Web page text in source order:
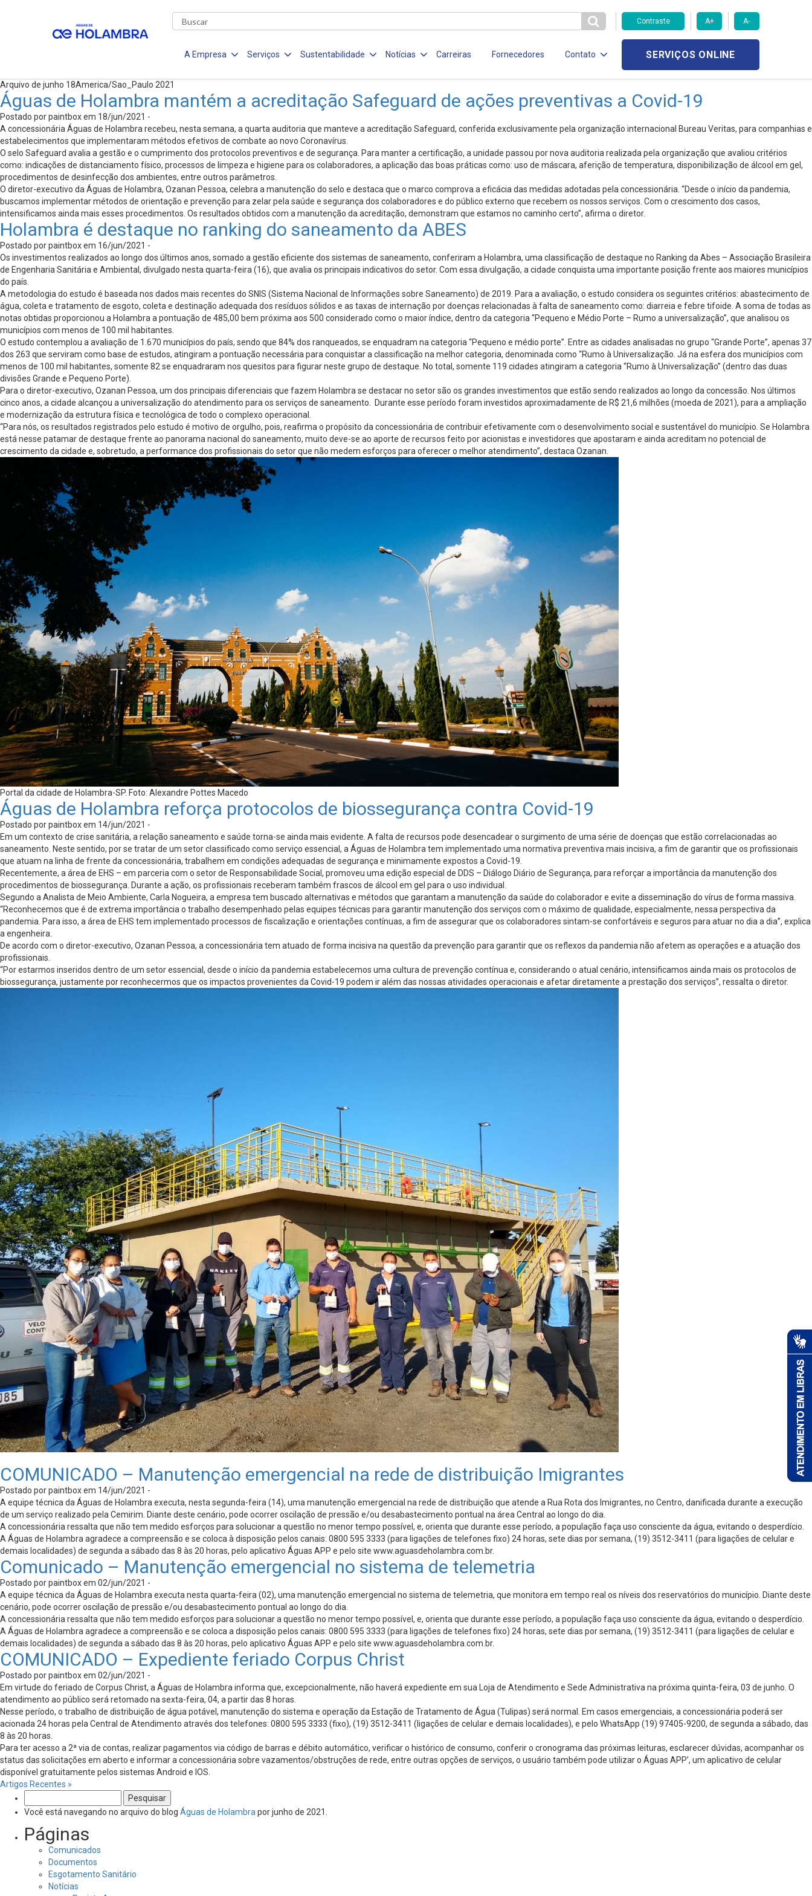
Contraste A+ A-
A Empresa Serviços Sustentabilidade Notícias Carreiras Fornecedores Contato SERVIÇOS ONLINE
Arquivo de junho 18America/Sao_Paulo 2021
Águas de Holambra mantém a acreditação Safeguard de ações preventivas a Covid-19
Postado por paintbox em 18/jun/2021 -
A concessionária Águas de Holambra recebeu, nesta semana, a quarta auditoria que manteve a acreditação Safeguard, conferida exclusivamente pela organização internacional Bureau Veritas, para companhias e
estabelecimentos que implementaram métodos efetivos de combate ao novo Coronavírus.
O selo Safeguard avalia a gestão e o cumprimento dos protocolos preventivos e de segurança. Para manter a certificação, a unidade passou por nova auditoria realizada pela organização que avaliou critérios
como: indicações de distanciamento físico, processos de limpeza e higiene para os colaboradores, a aplicação das boas práticas como: uso de máscara, aferição de temperatura, disponibilização de álcool em gel,
procedimentos de desinfecção dos ambientes, entre outros parâmetros.
O diretor-executivo da Águas de Holambra, Ozanan Pessoa, celebra a manutenção do selo e destaca que o marco comprova a eficácia das medidas adotadas pela concessionária. “Desde o início da pandemia,
buscamos implementar métodos de orientação e prevenção para zelar pela saúde e segurança dos colaboradores e do público externo que recebem os nossos serviços. Com o crescimento dos casos,
intensificamos ainda mais esses procedimentos. Os resultados obtidos com a manutenção da acreditação, demonstram que estamos no caminho certo”, afirma o diretor.
Holambra é destaque no ranking do saneamento da ABES
Postado por paintbox em 16/jun/2021 -
Os investimentos realizados ao longo dos últimos anos, somado a gestão eficiente dos sistemas de saneamento, conferiram a Holambra, uma classificação de destaque no Ranking da Abes – Associação Brasileira
de Engenharia Sanitária e Ambiental, divulgado nesta quarta-feira (16), que avalia os principais indicativos do setor. Com essa divulgação, a cidade conquista uma importante posição frente aos maiores municípios
do país.
A metodologia do estudo é baseada nos dados mais recentes do SNIS (Sistema Nacional de Informações sobre Saneamento) de 2019. Para a avaliação, o estudo considera os seguintes critérios: abastecimento de
água, coleta e tratamento de esgoto, coleta e destinação adequada dos resíduos sólidos e as taxas de internação por doenças relacionadas à falta de saneamento como: diarreia e febre tifoide. A soma de todas as
notas obtidas proporcionou a Holambra a pontuação de 485,00 bem próxima aos 500 considerado como o maior índice, dentro da categoria “Pequeno e Médio Porte – Rumo a universalização”, que analisou os
municípios com menos de 100 mil habitantes.
O estudo contemplou a avaliação de 1.670 municípios do país, sendo que 84% dos ranqueados, se enquadram na categoria “Pequeno e médio porte”. Entre as cidades analisadas no grupo “Grande Porte”, apenas 37
dos 263 que serviram como base de estudos, atingiram a pontuação necessária para conquistar a classificação na melhor categoria, denominada como “Rumo à Universalização. Já na esfera dos municípios com
menos de 100 mil habitantes, somente 82 se enquadraram nos quesitos para figurar neste grupo de destaque. No total, somente 119 cidades atingiram a categoria “Rumo à Universalização” (dentro das duas
divisões Grande e Pequeno Porte).
Para o diretor-executivo, Ozanan Pessoa, um dos principais diferenciais que fazem Holambra se destacar no setor são os grandes investimentos que estão sendo realizados ao longo da concessão. Nos últimos
cinco anos, a cidade alcançou a universalização do atendimento para os serviços de saneamento. Durante esse período foram investidos aproximadamente de R$ 21,6 milhões (moeda de 2021), para a ampliação
e modernização da estrutura física e tecnológica de todo o complexo operacional.
“Para nós, os resultados registrados pelo estudo é motivo de orgulho, pois, reafirma o propósito da concessionária de contribuir efetivamente com o desenvolvimento social e sustentável do município. Se Holambra
está nesse patamar de destaque frente ao panorama nacional do saneamento, muito deve-se ao aporte de recursos feito por acionistas e investidores que apostaram e ainda acreditam no potencial de
crescimento da cidade e, sobretudo, a performance dos profissionais do setor que não medem esforços para oferecer o melhor atendimento”, destaca Ozanan.
Portal da cidade de Holambra-SP. Foto: Alexandre Pottes Macedo
Águas de Holambra reforça protocolos de biossegurança contra Covid-19
Postado por paintbox em 14/jun/2021 -
Em um contexto de crise sanitária, a relação saneamento e saúde torna-se ainda mais evidente. A falta de recursos pode desencadear o surgimento de uma série de doenças que estão correlacionadas ao
saneamento. Neste sentido, por se tratar de um setor classificado como serviço essencial, a Águas de Holambra tem implementado uma normativa preventiva mais incisiva, a fim de garantir que os profissionais
que atuam na linha de frente da concessionária, trabalhem em condições adequadas de segurança e minimamente expostos a Covid-19.
Recentemente, a área de EHS – em parceria com o setor de Responsabilidade Social, promoveu uma edição especial de DDS – Diálogo Diário de Segurança, para reforçar a importância da manutenção dos
procedimentos de biossegurança. Durante a ação, os profissionais receberam também frascos de álcool em gel para o uso individual.
Segundo a Analista de Meio Ambiente, Carla Nogueira, a empresa tem buscado alternativas e métodos que garantam a manutenção da saúde do colaborador e evite a disseminação do vírus de forma massiva.
“Reconhecemos que é de extrema importância o trabalho desempenhado pelas equipes técnicas para garantir manutenção dos serviços com o máximo de qualidade, especialmente, nessa perspectiva da
pandemia. Para isso, a área de EHS tem implementado processos de fiscalização e orientações contínuas, a fim de assegurar que os colaboradores sintam-se confortáveis e seguros para atuar no dia a dia”, explica
a engenheira.
De acordo com o diretor-executivo, Ozanan Pessoa, a concessionária tem atuado de forma incisiva na questão da prevenção para garantir que os reflexos da pandemia não afetem as operações e a atuação dos
profissionais.
“Por estarmos inseridos dentro de um setor essencial, desde o início da pandemia estabelecemos uma cultura de prevenção contínua e, considerando o atual cenário, intensificamos ainda mais os protocolos de
biossegurança, justamente por reconhecermos que os impactos provenientes da Covid-19 podem ir além das nossas atividades operacionais e afetar diretamente a prestação dos serviços”, ressalta o diretor.
COMUNICADO – Manutenção emergencial na rede de distribuição Imigrantes
Postado por paintbox em 14/jun/2021 -
A equipe técnica da Águas de Holambra executa, nesta segunda-feira (14), uma manutenção emergencial na rede de distribuição que atende a Rua Rota dos Imigrantes, no Centro, danificada durante a execução
de um serviço realizado pela Cemirim. Diante deste cenário, pode ocorrer oscilação de pressão e/ou desabastecimento pontual na área Central ao longo do dia.
A concessionária ressalta que não tem medido esforços para solucionar a questão no menor tempo possível, e, orienta que durante esse período, a população faça uso consciente da água, evitando o desperdício.
A Águas de Holambra agradece a compreensão e se coloca à disposição pelos canais: 0800 595 3333 (para ligações de telefones fixo) 24 horas, sete dias por semana, (19) 3512-3411 (para ligações de celular e
demais localidades) de segunda a sábado das 8 às 20 horas, pelo aplicativo Águas APP e pelo site www.aguasdeholambra.com.br.
Comunicado – Manutenção emergencial no sistema de telemetria
Postado por paintbox em 02/jun/2021 -
A equipe técnica da Águas de Holambra executa nesta quarta-feira (02), uma manutenção emergencial no sistema de telemetria, que monitora em tempo real os níveis dos reservatórios do município. Diante deste
cenário, pode ocorrer oscilação de pressão e/ou desabastecimento pontual ao longo do dia.
A concessionária ressalta que não tem medido esforços para solucionar a questão no menor tempo possível, e, orienta que durante esse período, a população faça uso consciente da água, evitando o desperdício.
A Águas de Holambra agradece a compreensão e se coloca a disposição pelos canais: 0800 595 3333 (para ligações de telefones fixo) 24 horas, sete dias por semana, (19) 3512-3411 (para ligações de celular e
demais localidades) de segunda a sábado das 8 às 20 horas, pelo aplicativo Águas APP e pelo site www.aguasdeholambra.com.br.
COMUNICADO – Expediente feriado Corpus Christ
Postado por paintbox em 02/jun/2021 -
Em virtude do feriado de Corpus Christ, a Águas de Holambra informa que, excepcionalmente, não haverá expediente em sua Loja de Atendimento e Sede Administrativa na próxima quinta-feira, 03 de junho. O
atendimento ao público será retomado na sexta-feira, 04, a partir das 8 horas.
Nesse período, o trabalho de distribuição de água potável, manutenção do sistema e operação da Estação de Tratamento de Água (Tulipas) será normal. Em casos emergenciais, a concessionária poderá ser
acionada 24 horas pela Central de Atendimento através dos telefones: 0800 595 3333 (fixo), (19) 3512-3411 (ligações de celular e demais localidades), e pelo WhatsApp (19) 97405-9200, de segunda a sábado, das
8 às 20 horas.
Para ter acesso a 2ª via de contas, realizar pagamentos via código de barras e débito automático, verificar o histórico de consumo, conferir o cronograma das próximas leituras, esclarecer dúvidas, acompanhar os
status das solicitações em aberto e informar a concessionária sobre vazamentos/obstruções de rede, entre outras opções de serviços, o usuário também pode utilizar o Águas APP’, um aplicativo de celular
disponível gratuitamente pelos sistemas Android e IOS.
Artigos Recentes »
por:
Você está navegando no arquivo do blog Águas de Holambra por junho de 2021.
Páginas
Comunicados
Documentos
Esgotamento Sanitário
Notícias